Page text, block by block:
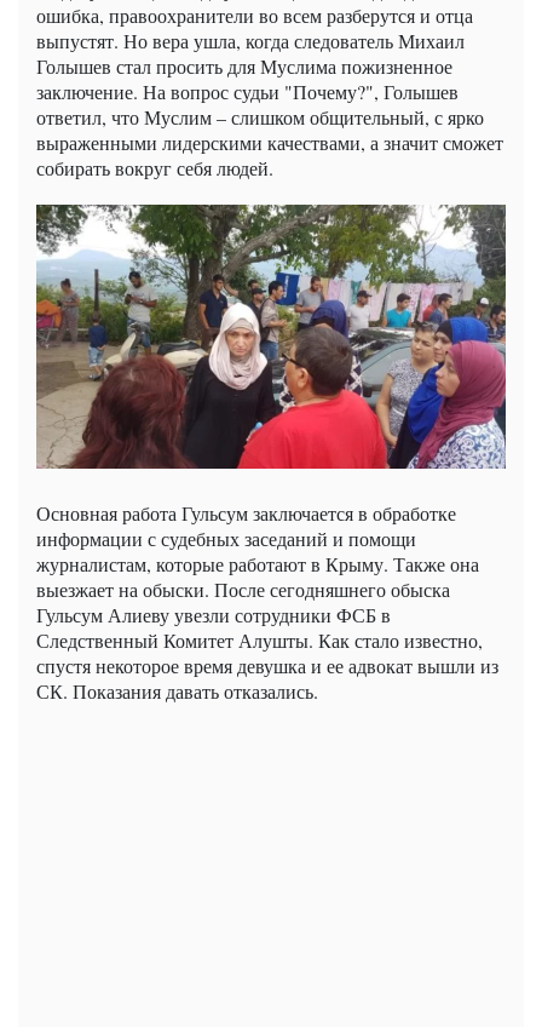
ошибка, правоохранители во всем разберутся и отца
выпустят. Но вера ушла, когда следователь Михаил
Голышев стал просить для Муслима пожизненное
заключение. На вопрос судьи "Почему?", Голышев
ответил, что Муслим – слишком общительный, с ярко
выраженными лидерскими качествами, а значит сможет
собирать вокруг себя людей.
Основная работа Гульсум заключается в обработке
информации с судебных заседаний и помощи
журналистам, которые работают в Крыму. Также она
выезжает на обыски. После сегодняшнего обыска
Гульсум Алиеву увезли сотрудники ФСБ в
Следственный Комитет Алушты. Как стало известно,
спустя некоторое время девушка и ее адвокат вышли из
СК. Показания давать отказались.